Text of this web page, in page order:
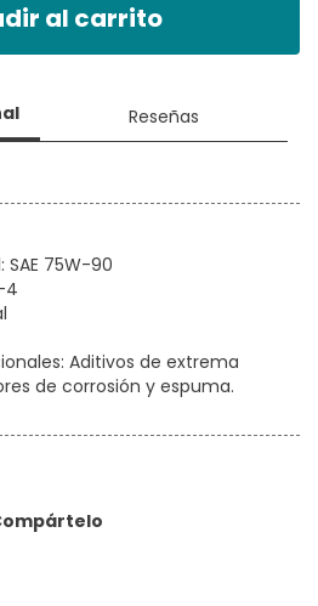
al carrito
Reseñas
75W-90
4
Aditivos de extrema
de corrosión y espuma.